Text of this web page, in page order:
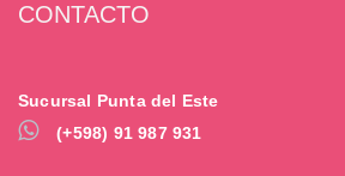
CONTACTO
Sucursal Punta del Este
(+598) 91 987 931